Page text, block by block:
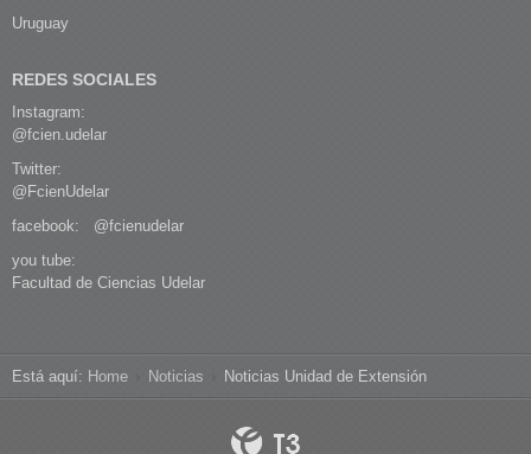
Uruguay
REDES SOCIALES
Instagram:
@fcien.udelar
Twitter:
@FcienUdelar
facebook: @fcienudelar
you tube:
Facultad de Ciencias Udelar
Está aquí: Home Noticias Noticias Unidad de Extensión